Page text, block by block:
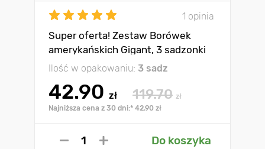
1 opinia
Super oferta! Zestaw Borówek
amerykańskich Gigant, 3 sadzonki
Ilość w opakowaniu: 3 sadz
42.90 zł 119.70 zł
Najniższa cena z 30 dni:* 42.90 zł
Do koszyka